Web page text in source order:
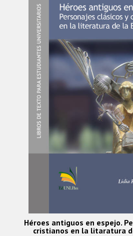
Héroes antiguos en espejo.
cristianos en la litaratura